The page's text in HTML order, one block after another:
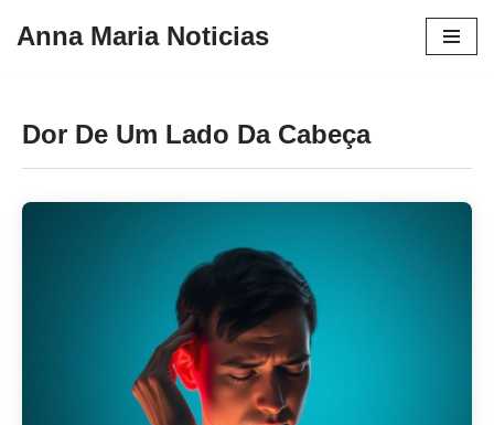
conteúdo
Anna Maria Noticias
Dor De Um Lado Da Cabeça